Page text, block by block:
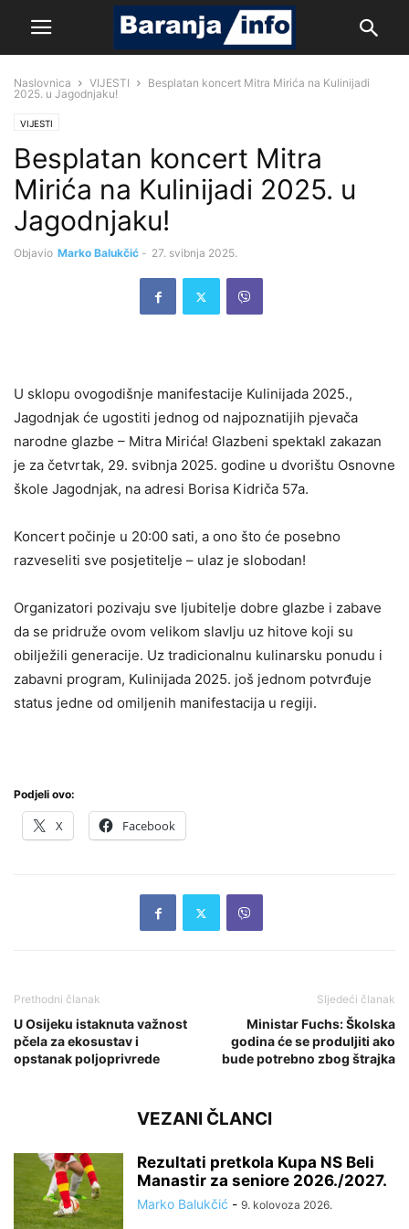
Naslovnica VIJESTI
Besplatan koncert Mitra Mirića na Kulinijadi
2025. u Jagodnjaku!
VIJESTI
Besplatan koncert Mitra
Mirića na Kulinijadi 2025. u
Jagodnjaku!
Objavio Marko Balukčić - 27. svibnja 2025.
U sklopu ovogodišnje manifestacije Kulinijada 2025.,
Jagodnjak će ugostiti jednog od najpoznatijih pjevača
narodne glazbe – Mitra Mirića! Glazbeni spektakl zakazan
je za četvrtak, 29. svibnja 2025. godine u dvorištu Osnovne
škole Jagodnjak, na adresi Borisa Kidriča 57a.
Koncert počinje u 20:00 sati, a ono što će posebno
razveseliti sve posjetitelje – ulaz je slobodan!
Organizatori pozivaju sve ljubitelje dobre glazbe i zabave
da se pridruže ovom velikom slavlju uz hitove koji su
obilježili generacije. Uz tradicionalnu kulinarsku ponudu i
zabavni program, Kulinijada 2025. još jednom potvrđuje
status jedne od omiljenih manifestacija u regiji.
Podjeli ovo:
X Facebook
Prethodni članak
U Osijeku istaknuta važnost
pčela za ekosustav i
opstanak poljoprivrede
Sljedeći članak
Ministar Fuchs: Školska
godina će se produljiti ako
bude potrebno zbog štrajka
VEZANI ČLANCI
Rezultati pretkola Kupa NS Beli
Manastir za seniore 2026./2027.
Marko Balukčić - 9. kolovoza 2026.